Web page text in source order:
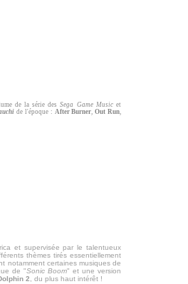
de la série desSega Game Musicet
de l'époque : After Burner,Out Run,
et supervisée par le talentueux
thèmes tirés essentiellement
notamment certaines musiques de
de "Sonic Boom" et une version
2, du plus haut intérêt !